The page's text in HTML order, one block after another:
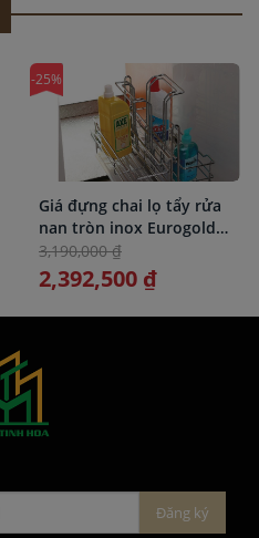
-25%
Giá đựng chai lọ tẩy rửa
nan tròn inox Eurogold
EPSL300
3,190,000 ₫
2,392,500 ₫